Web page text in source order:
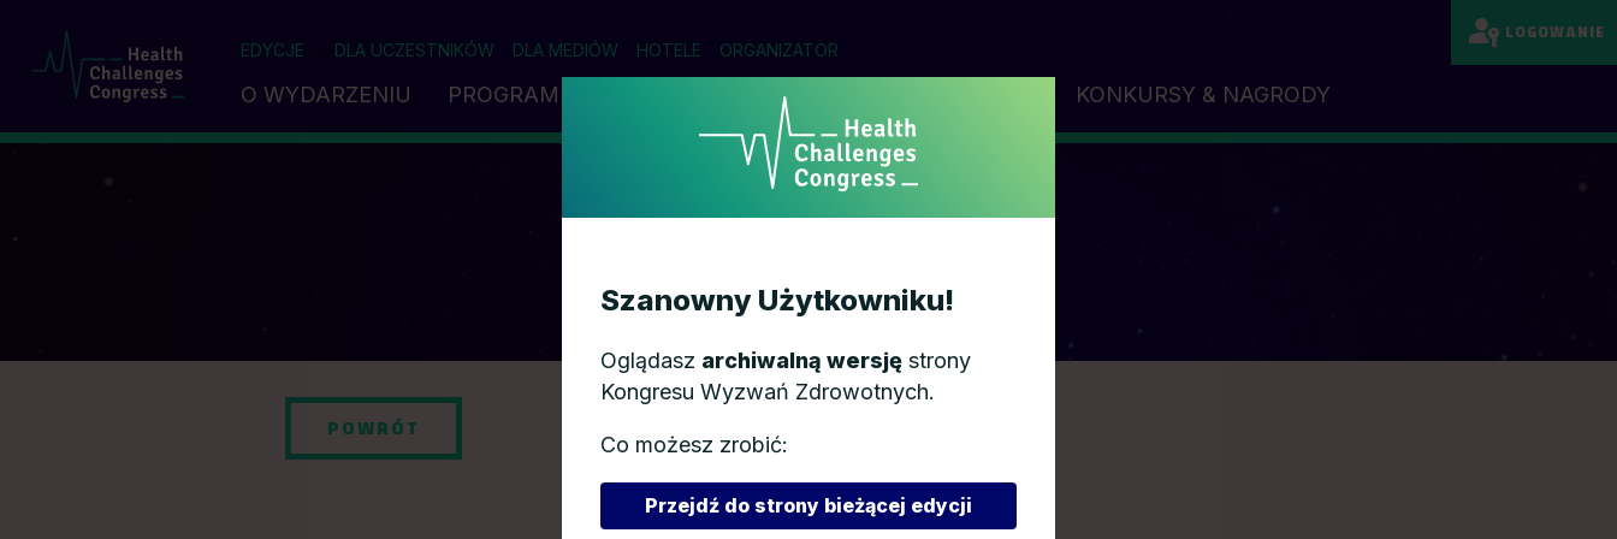
EDYCJE DLA UCZESTNIKÓW DLA MEDIÓW HOTELE ORGANIZATOR
O WYDARZENIU PROGRAM PARTNERZY KONKURSY & NAGRODY
LOGOWANIE
AGENDA
POWRÓT
Szanowny Użytkowniku!
Oglądasz archiwalną wersję strony
Kongresu Wyzwań Zdrowotnych.
Co możesz zrobić:
Przejdź do strony bieżącej edycji